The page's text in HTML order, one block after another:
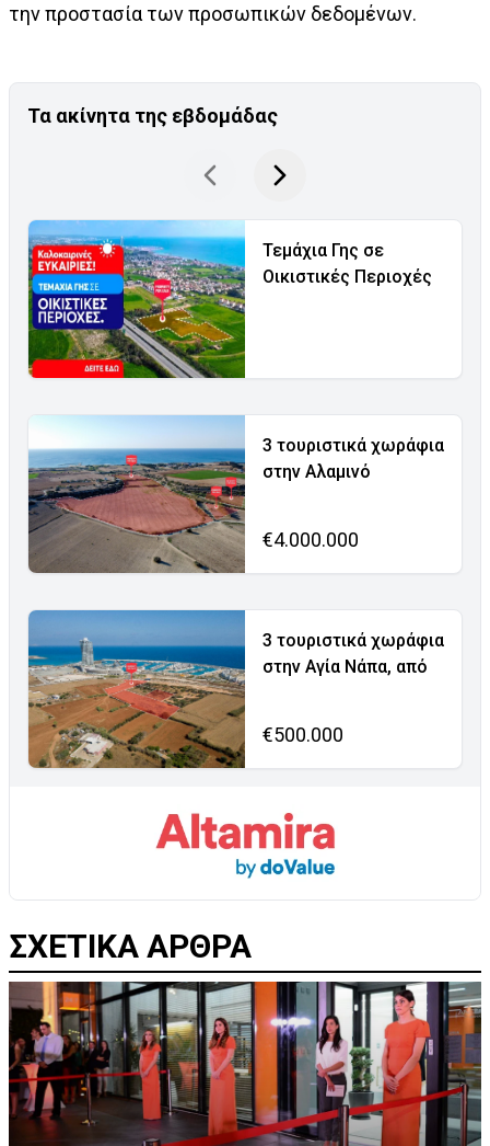
την προστασία των προσωπικών δεδομένων.
Τα ακίνητα της εβδομάδας
Τεμάχια Γης σε
Οικιστικές Περιοχές
3 τουριστικά χωράφια
στην Αλαμινό
€4.000.000
3 τουριστικά χωράφια
στην Αγία Νάπα, από
€500.000
ΣΧΕΤΙΚΑ ΑΡΘΡΑ